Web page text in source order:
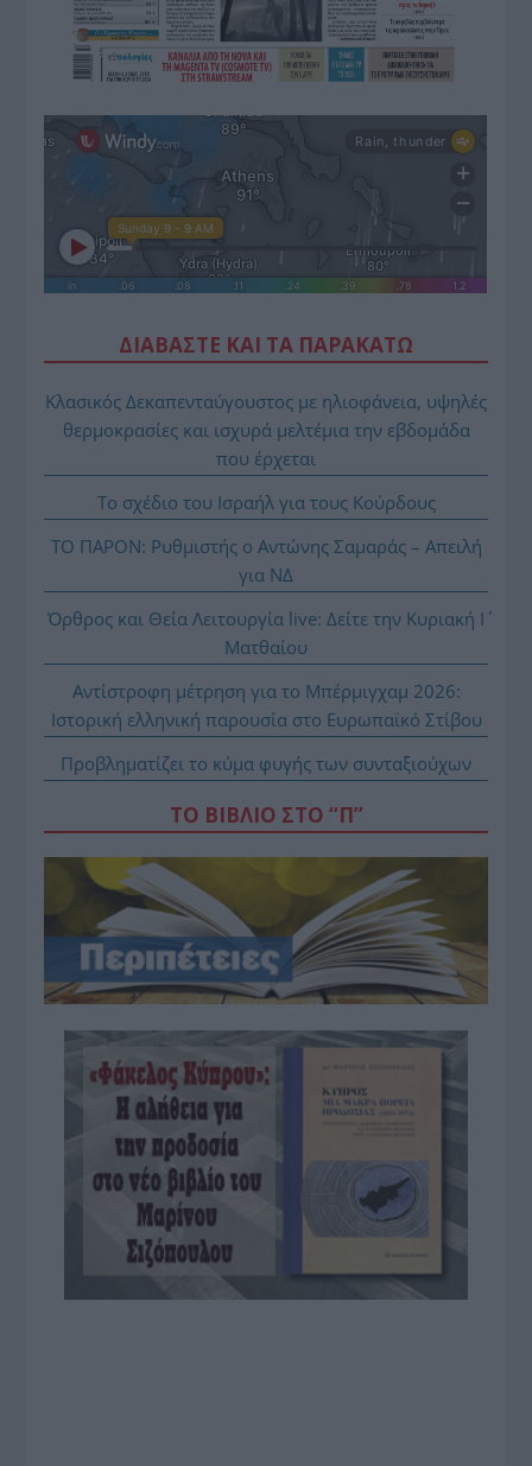
ΔΙΑΒΑΣΤΕ ΚΑΙ ΤΑ ΠΑΡΑΚΑΤΩ
Κλασικός Δεκαπενταύγουστος με ηλιοφάνεια, υψηλές
θερμοκρασίες και ισχυρά μελτέμια την εβδομάδα
που έρχεται
Το σχέδιο του Ισραήλ για τους Κούρδους
ΤΟ ΠΑΡΟΝ: Ρυθμιστής ο Αντώνης Σαμαράς – Απειλή
για ΝΔ
Όρθρος και Θεία Λειτουργία live: Δείτε την Κυριακή Ι΄
Ματθαίου
Αντίστροφη μέτρηση για το Μπέρμιγχαμ 2026:
Ιστορική ελληνική παρουσία στο Ευρωπαϊκό Στίβου
Προβληματίζει το κύμα φυγής των συνταξιούχων
ΤΟ ΒΙΒΛΙΟ ΣΤΟ “Π”